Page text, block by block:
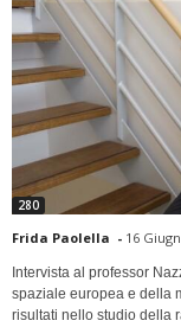
280
Frida Paolella - 16
Intervista al professor
spaziale europea e della
risultati nello studio della